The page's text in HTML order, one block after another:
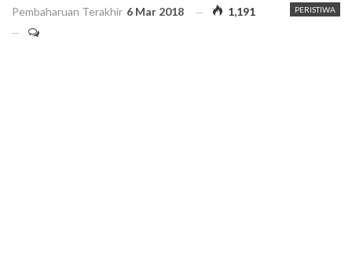
PERISTIWA
Pembaharuan Terakhir 6 Mar 2018 1,191